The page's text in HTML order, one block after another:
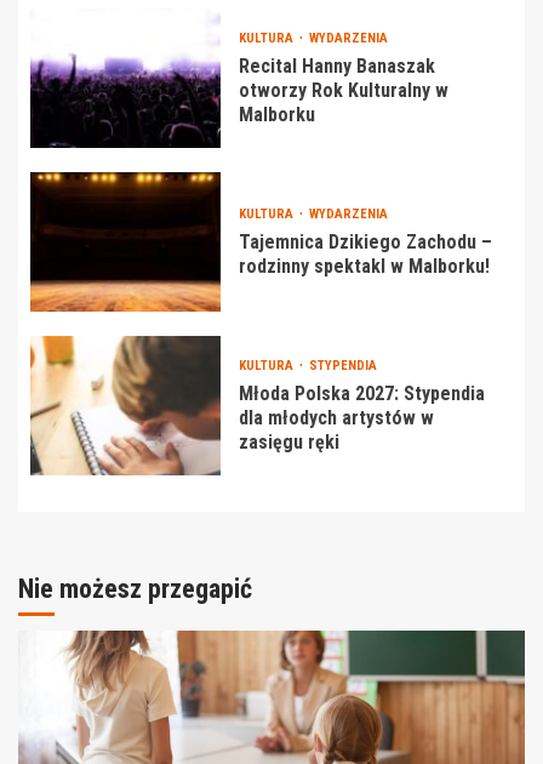
KULTURA WYDARZENIA
Recital Hanny Banaszak
otworzy Rok Kulturalny w
Malborku
KULTURA WYDARZENIA
Tajemnica Dzikiego Zachodu –
rodzinny spektakl w Malborku!
KULTURA STYPENDIA
Młoda Polska 2027: Stypendia
dla młodych artystów w
zasięgu ręki
Nie możesz przegapić